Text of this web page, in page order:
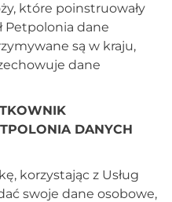
które poinstruowały
Petpolonia dane
są w kraju,
dane
DANYCH
korzystając z Usług
swoje dane osobowe,